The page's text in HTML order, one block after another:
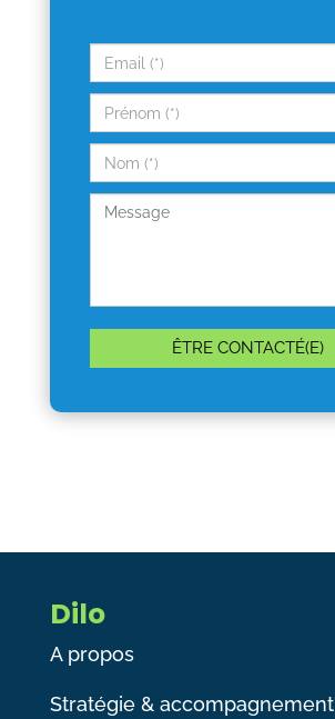
Dilo
A propos
Stratégie & accompagnement